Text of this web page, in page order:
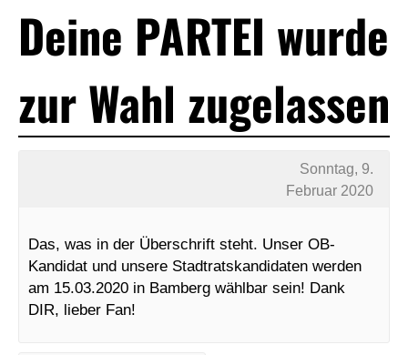
Deine PARTEI wurde
zur Wahl zugelassen
Sonntag, 9.
Februar 2020
Das, was in der Überschrift steht. Unser OB-
Kandidat und unsere Stadtratskandidaten werden
am 15.03.2020 in Bamberg wählbar sein! Dank
DIR, lieber Fan!